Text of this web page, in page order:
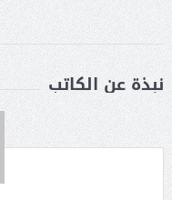
نبذة عن الكاتب